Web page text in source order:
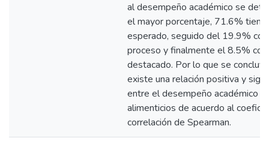
al desempeño académico se
el mayor porcentaje, 71.6% tiene
esperado, seguido del 19.9%
proceso y finalmente el 8.5%
destacado. Por lo que se
existe una relación positiva y
entre el desempeño académico
alimenticios de acuerdo al
correlación de Spearman.